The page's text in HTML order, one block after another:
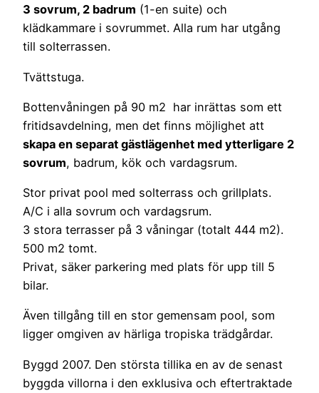
3 sovrum, 2 badrum (1-en suite) och
klädkammare i sovrummet. Alla rum har utgång
till solterrassen.
Tvättstuga.
Bottenvåningen på 90 m2 har inrättas som ett
fritidsavdelning, men det finns möjlighet att
skapa en separat gästlägenhet med ytterligare 2
sovrum, badrum, kök och vardagsrum.
Stor privat pool med solterrass och grillplats.
A/C i alla sovrum och vardagsrum.
3 stora terrasser på 3 våningar (totalt 444 m2).
500 m2 tomt.
Privat, säker parkering med plats för upp till 5
bilar.
Även tillgång till en stor gemensam pool, som
ligger omgiven av härliga tropiska trädgårdar.
Byggd 2007. Den största tillika en av de senast
byggda villorna i den exklusiva och eftertraktade